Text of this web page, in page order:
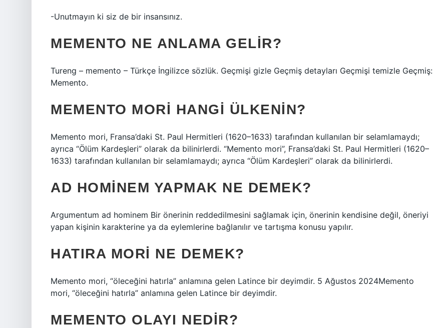
-Unutmayın ki siz de bir insansınız.
MEMENTO NE ANLAMA GELIR?
Tureng – memento – Türkçe İngilizce sözlük. Geçmişi gizle Geçmiş detayları Geçmişi temizle Geçmiş:
Memento.
MEMENTO MORI HANGI ÜLKENIN?
Memento mori, Fransa’daki St. Paul Hermitleri (1620–1633) tarafından kullanılan bir selamlamaydı;
ayrıca “Ölüm Kardeşleri” olarak da bilinirlerdi. “Memento mori”, Fransa’daki St. Paul Hermitleri (1620–
1633) tarafından kullanılan bir selamlamaydı; ayrıca “Ölüm Kardeşleri” olarak da bilinirlerdi.
AD HOMINEM YAPMAK NE DEMEK?
Argumentum ad hominem Bir önerinin reddedilmesini sağlamak için, önerinin kendisine değil, öneriyi
yapan kişinin karakterine ya da eylemlerine bağlanılır ve tartışma konusu yapılır.
HATIRA MORI NE DEMEK?
Memento mori, “öleceğini hatırla” anlamına gelen Latince bir deyimdir. 5 Ağustos 2024Memento
mori, “öleceğini hatırla” anlamına gelen Latince bir deyimdir.
MEMENTO OLAYI NEDIR?